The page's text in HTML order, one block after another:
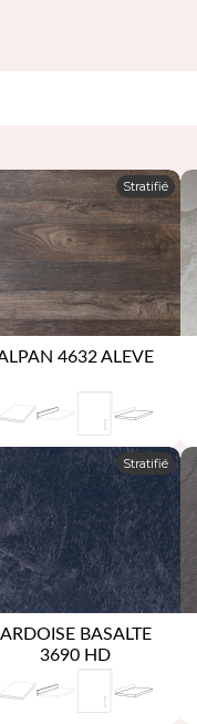
Stratifié
4632 ALEVE
Stratifié
ARDOISE BASALTE
3690 HD